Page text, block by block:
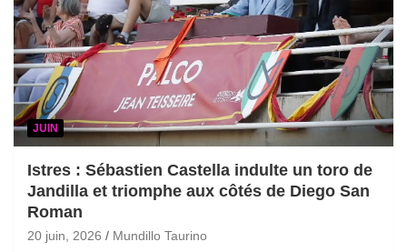
JUIN
Istres : Sébastien Castella indulte un toro de
Jandilla et triomphe aux côtés de Diego San
Roman
20 juin, 2026 Mundillo Taurino